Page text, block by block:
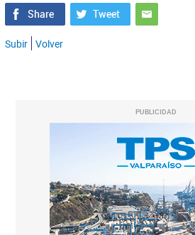
Subir Volver
PUBLICIDAD